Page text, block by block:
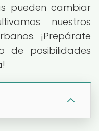
pueden cambiar
nuestros
¡Prepárate
de posibilidades